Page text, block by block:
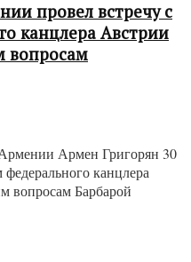
провел встречу с
канцлера Австрии
вопросам
Армен Григорян 30
канцлера
вопросам Барбарой